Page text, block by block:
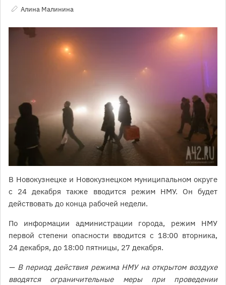
Алина Малинина
В Новокузнецке и Новокузнецком муниципальном округе
с 24 декабря также вводится режим НМУ. Он будет
действовать до конца рабочей недели.
По информации администрации города, режим НМУ
первой степени опасности вводится с 18:00 вторника,
24 декабря, до 18:00 пятницы, 27 декабря.
— В период действия режима НМУ на открытом воздухе
вводятся ограничительные меры при проведении